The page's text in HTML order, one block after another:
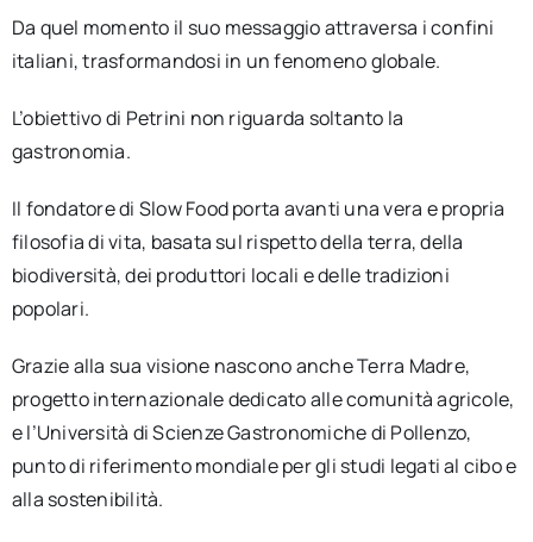
Da quel momento il suo messaggio attraversa i confini
italiani, trasformandosi in un fenomeno globale.
L’obiettivo di Petrini non riguarda soltanto la
gastronomia.
Il fondatore di Slow Food porta avanti una vera e propria
filosofia di vita, basata sul rispetto della terra, della
biodiversità, dei produttori locali e delle tradizioni
popolari.
Grazie alla sua visione nascono anche Terra Madre,
progetto internazionale dedicato alle comunità agricole,
e l’Università di Scienze Gastronomiche di Pollenzo,
punto di riferimento mondiale per gli studi legati al cibo e
alla sostenibilità.